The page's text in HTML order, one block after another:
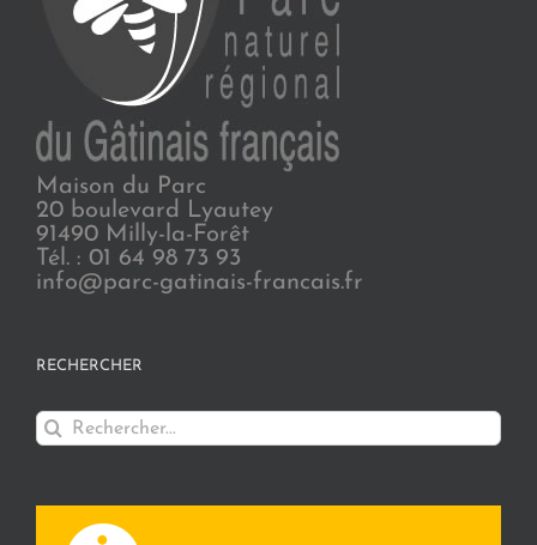
Maison du Parc
20 boulevard Lyautey
91490 Milly-la-Forêt
Tél. : 01 64 98 73 93
info@parc-gatinais-francais.fr
RECHERCHER
Rechercher: